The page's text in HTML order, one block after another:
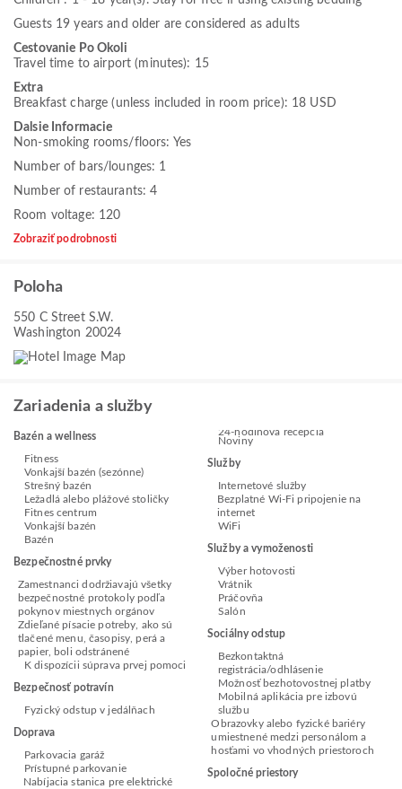
Guests 19 years and older are considered as adults
Cestovanie Po Okoli
Travel time to airport (minutes): 15
Extra
Breakfast charge (unless included in room price): 18 USD
Dalsie Informacie
Non-smoking rooms/floors: Yes
Number of bars/lounges: 1
Number of restaurants: 4
Room voltage: 120
Zobraziť podrobnosti
Poloha
550 C Street S.W.
Washington 20024
Zariadenia a služby
Bazén a wellness
Fitness
Vonkajší bazén (sezónne)
Strešný bazén
Ležadlá alebo plážové stoličky
Fitnes centrum
Vonkajší bazén
Bazén
Bezpečnostné prvky
Zamestnanci dodržiavajú všetky
bezpečnostné protokoly podľa
pokynov miestnych orgánov
Zdieľané písacie potreby, ako sú
tlačené menu, časopisy, perá a
papier, boli odstránené
K dispozícii súprava prvej pomoci
Bezpečnosť potravín
Fyzický odstup v jedálňach
Doprava
Parkovacia garáž
Prístupné parkovanie
Nabíjacia stanica pre elektrické
24-hodinová recepcia
Noviny
Služby
Internetové služby
Bezplatné Wi-Fi pripojenie na
internet
WiFi
Služby a vymoženosti
Výber hotovosti
Vrátnik
Práčovňa
Salón
Sociálny odstup
Bezkontaktná
registrácia/odhlásenie
Možnosť bezhotovostnej platby
Mobilná aplikácia pre izbovú
službu
Obrazovky alebo fyzické bariéry
umiestnené medzi personálom a
hosťami vo vhodných priestoroch
Spoločné priestory